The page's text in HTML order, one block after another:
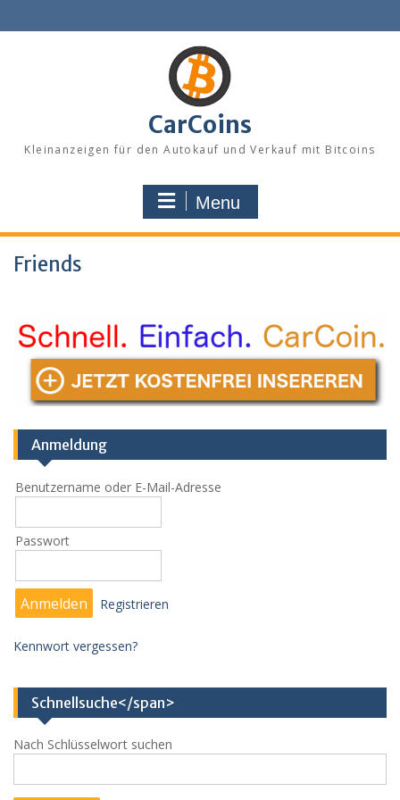
to
CarCoins
Kleinanzeigen für den Autokauf und Verkauf mit Bitcoins
Menu
Friends
Anmeldung
Benutzername oder E-Mail-Adresse
Passwort
Registrieren
Kennwort vergessen?
Schnellsuche</span>
Nach Schlüsselwort suchen